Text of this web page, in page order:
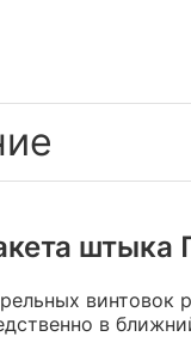
штыка
в